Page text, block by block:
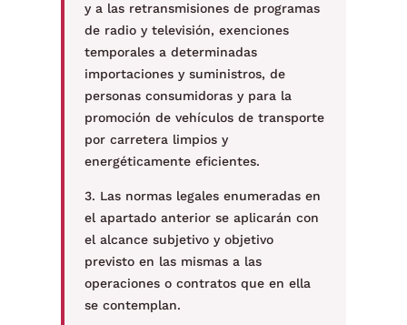
y a las retransmisiones de programas
de radio y televisión, exenciones
temporales a determinadas
importaciones y suministros, de
personas consumidoras y para la
promoción de vehículos de transporte
por carretera limpios y
energéticamente eficientes.
3. Las normas legales enumeradas en
el apartado anterior se aplicarán con
el alcance subjetivo y objetivo
previsto en las mismas a las
operaciones o contratos que en ella
se contemplan.